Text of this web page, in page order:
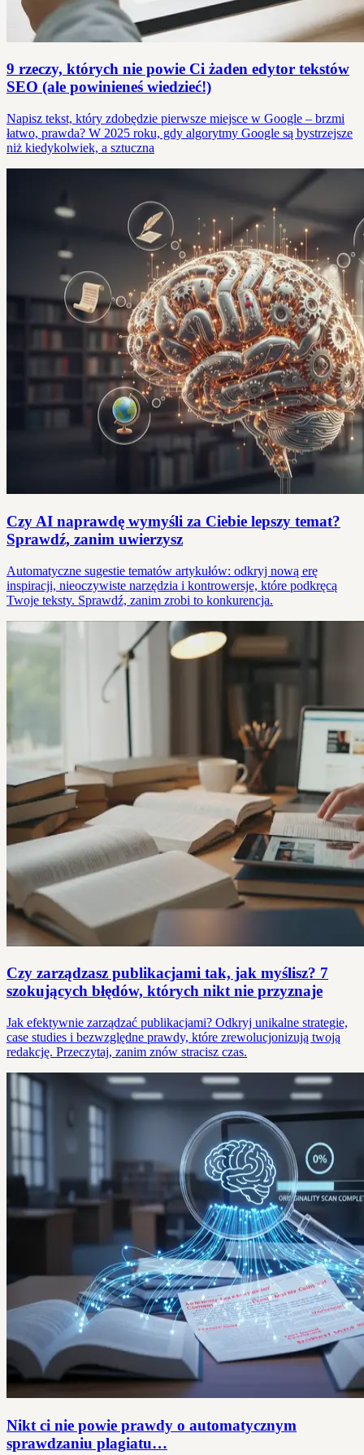
9 rzeczy, których nie powie Ci żaden edytor tekstów
SEO (ale powinieneś wiedzieć!)
Napisz tekst, który zdobędzie pierwsze miejsce w Google – brzmi
łatwo, prawda? W 2025 roku, gdy algorytmy Google są bystrzejsze
niż kiedykolwiek, a sztuczna
Czy AI naprawdę wymyśli za Ciebie lepszy temat?
Sprawdź, zanim uwierzysz
Automatyczne sugestie tematów artykułów: odkryj nową erę
inspiracji, nieoczywiste narzędzia i kontrowersje, które podkręcą
Twoje teksty. Sprawdź, zanim zrobi to konkurencja.
Czy zarządzasz publikacjami tak, jak myślisz? 7
szokujących błędów, których nikt nie przyznaje
Jak efektywnie zarządzać publikacjami? Odkryj unikalne strategie,
case studies i bezwzględne prawdy, które zrewolucjonizują twoją
redakcję. Przeczytaj, zanim znów stracisz czas.
Nikt ci nie powie prawdy o automatycznym
sprawdzaniu plagiatu…